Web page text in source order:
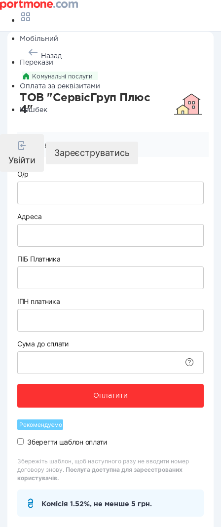
Мобільний
Перекази
Оплата за реквізитами
Кешбек
Увійти
Зареєструватись
Назад
Комунальні послуги
ТОВ "СервісГруп Плюс
4"
Реквізити компанії
О/р
Адреса
ПІБ Платника
ІПН платника
Сума до сплати
Оплатити
Рекомендуємо
Зберегти шаблон оплати
Збережіть шаблон, щоб наступного разу не вводити номер
договору знову. Послуга доступна для зареєстрованих
користувачів.
Комісія 1.52%, не менше 5 грн.